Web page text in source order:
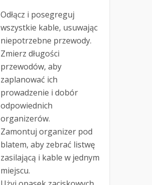
Odłącz i posegreguj
wszystkie kable, usuwając
niepotrzebne przewody.
Zmierz długości
przewodów, aby
zaplanować ich
prowadzenie i dobór
odpowiednich
organizerów.
Zamontuj organizer pod
blatem, aby zebrać listwę
zasilającą i kable w jednym
miejscu.